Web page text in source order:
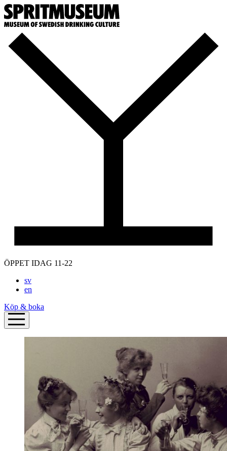
ÖPPET IDAG 11-22
sv
en
Köp & boka